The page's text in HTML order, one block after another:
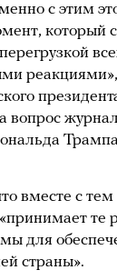
с этим
который
вопрос
вместе с
те
для
страны».